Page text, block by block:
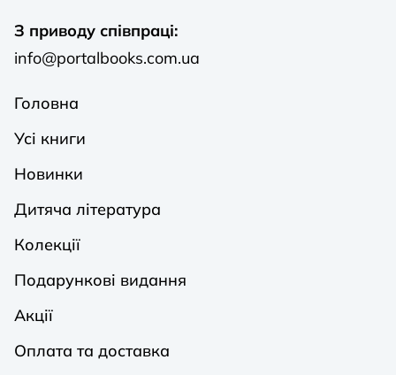
З приводу співпраці:
info@portalbooks.com.ua
Головна
Усі книги
Новинки
Дитяча література
Колекції
Подарункові видання
Акції
Оплата та доставка